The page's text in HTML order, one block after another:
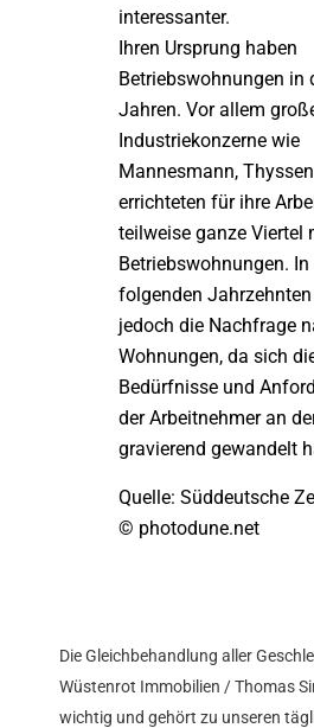
interessanter.
Ihren Ursprung haben
Betriebswohnungen in
Jahren. Vor allem
Industriekonzerne wie
Mannesmann,
errichteten für ihre
teilweise ganze Viertel
Betriebswohnungen. In
folgenden
jedoch die Nachfrage
Wohnungen, da sich
Bedürfnisse und
der Arbeitnehmer an
gravierend gewandelt
Quelle: Süddeutsche
© photodune.net
Die Gleichbehandlung aller
Wüstenrot Immobilien / Thomas
wichtig und gehört zu unseren